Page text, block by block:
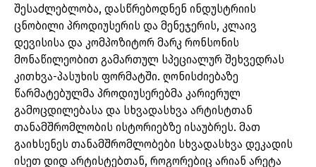
შესაძლებლობა, დასწრებოდნენ ინდუსტრიის
ცნობილი პროდიუსერის და მენეჯერის, კლაივ
დევისისა და კომპოზიტორ მარკ რონსონის
მონაწილეობით გამართულ სპეციალურ შეხვედრას
კითხვა-პასუხის ფორმატში. ღონისძიებაზე
წარმატებულმა პროდიუსერებმა კარიერულ
გამოცდილებასა და სხვადასხვა არტისტთან
თანამშრომლობის ისტორიებზე ისაუბრეს. მათ
გაიხსენეს თანამშრომლობები სხვადასხვა დეკადის
ისეთ დიდ არტისტებთან, როგორებიც არიან არეტა